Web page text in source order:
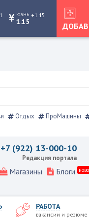
юань
1.15
+1.15
Отдых ПроМашины
+7 (922) 13-000-10
Редакция портала
Магазины Блоги
РАБОТА
вакансии и резюме